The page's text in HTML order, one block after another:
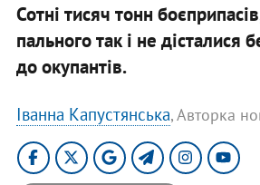
Сотні тисяч тонн
пального так і не дісталися
до окупантів.
Іванна Капустянська, Авторка